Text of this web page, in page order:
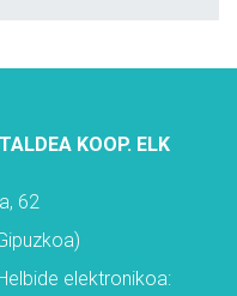
KOOP. ELK
62
elektronikoa: